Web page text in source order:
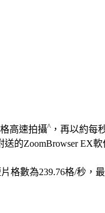
高速拍攝^ ，再以約每
的ZoomBrowser EX
格數為239.76格/秒，